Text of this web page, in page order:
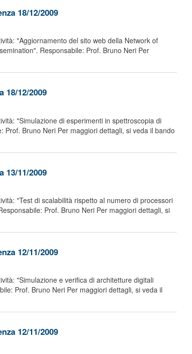
18/12/2009
"Aggiornamento del sito web della Network of
Responsabile: Prof. Bruno Neri Per
18/12/2009
"Simulazione di esperimenti in spettroscopia di
Bruno Neri Per maggiori dettagli, si veda il bando
13/11/2009
"Test di scalabilità rispetto al numero di processori
Prof. Bruno Neri Per maggiori dettagli, si
12/11/2009
"Simulazione e verifica di architetture digitali
Prof. Bruno Neri Per maggiori dettagli, si veda il
12/11/2009